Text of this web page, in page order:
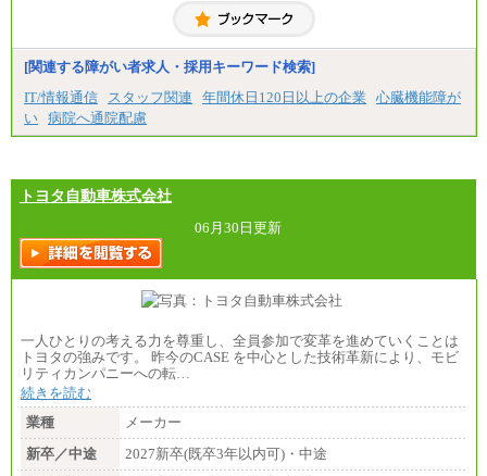
大学卒 月給 25万3000
中途：
月給250,000円～300,000円
※ご経験を考慮の上決定します
※試用期間はありません
[関連する障がい者求人・採用キーワード検索]
IT/情報通信
スタッフ関連 年間休日120日以上の企業
心臓機能障が
い 病院へ通院配慮
トヨタ自動車株式会社
06月30日更新
一人ひとりの考える力を尊重し、全員参加で変革を進めていくことは
トヨタの強みです。 昨今のCASE を中心とした技術革新により、モビ
リティカンパニーへの転…
続きを読む
業種
メーカー
新卒／中途
2027新卒(既卒3年以内可)・中途